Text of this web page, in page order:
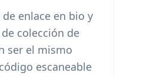
enlace en bio y
colección de
ser el mismo
escaneable